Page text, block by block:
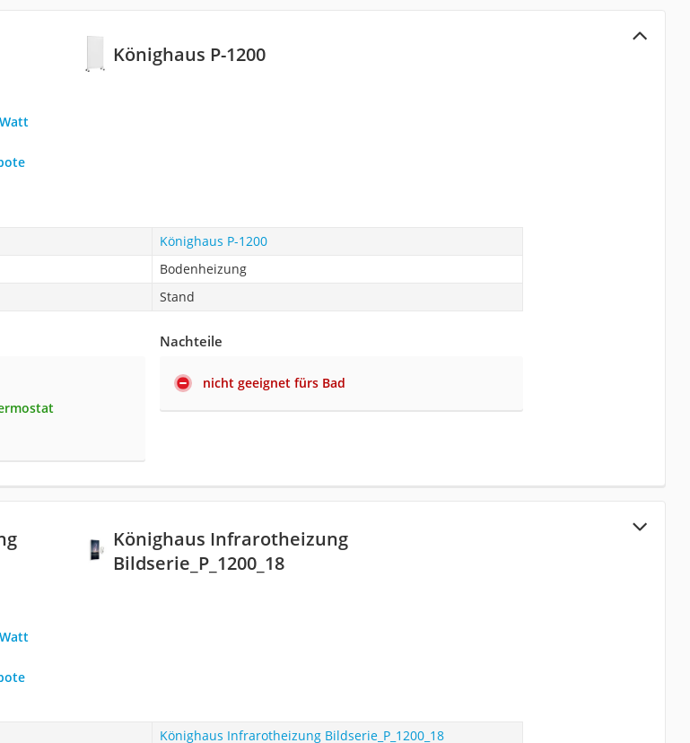
Könighaus P-1200
Könighaus P-1200
Bodenheizung
Stand
Nachteile
nicht geeignet fürs Bad
Könighaus Infrarotheizung
Bildserie_P_1200_18
Könighaus Infrarotheizung Bildserie_P_1200_18